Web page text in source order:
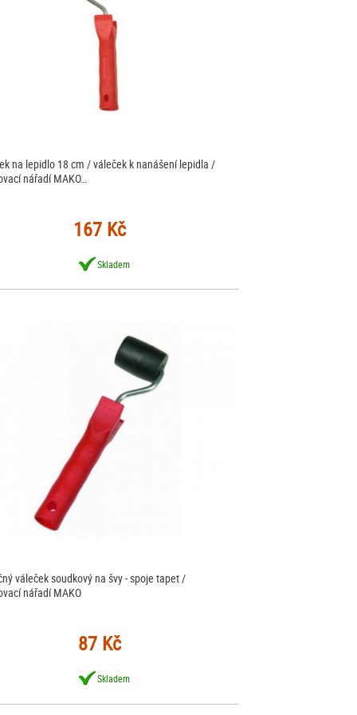
na lepidlo 18 cm / váleček k nanášení lepidla /
nářadí MAKO…
167 Kč
Skladem
váleček soudkový na švy - spoje tapet /
nářadí MAKO
87 Kč
Skladem